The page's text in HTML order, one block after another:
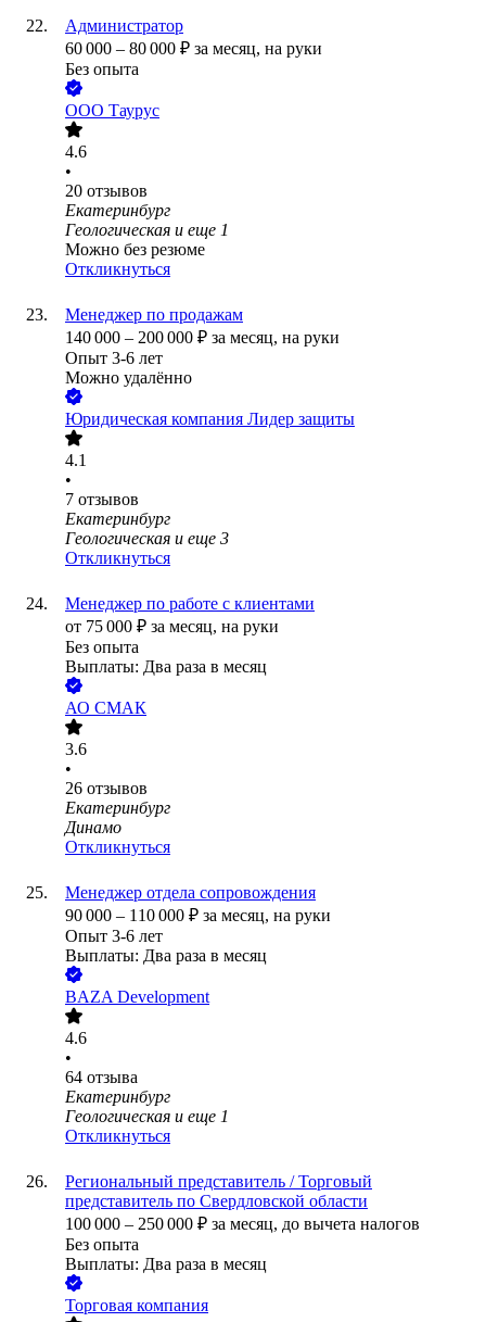
Администратор
60 000 – 80 000 ₽ за месяц, на руки
Без опыта
ООО Таурус
4.6
•
20 отзывов
Екатеринбург
Геологическая и еще 1
Можно без резюме
Откликнуться
Менеджер по продажам
140 000 – 200 000 ₽ за месяц, на руки
Опыт 3-6 лет
Можно удалённо
Юридическая компания Лидер защиты
4.1
•
7 отзывов
Екатеринбург
Геологическая и еще 3
Откликнуться
Менеджер по работе с клиентами
от 75 000 ₽ за месяц, на руки
Без опыта
Выплаты: Два раза в месяц
АО СМАК
3.6
•
26 отзывов
Екатеринбург
Динамо
Откликнуться
Менеджер отдела сопровождения
90 000 – 110 000 ₽ за месяц, на руки
Опыт 3-6 лет
Выплаты: Два раза в месяц
BAZA Development
4.6
•
64 отзыва
Екатеринбург
Геологическая и еще 1
Откликнуться
Региональный представитель / Торговый
представитель по Свердловской области
100 000 – 250 000 ₽ за месяц, до вычета налогов
Без опыта
Выплаты: Два раза в месяц
Торговая компания